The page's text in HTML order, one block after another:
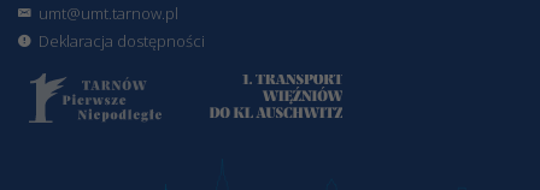
umt@umt.tarnow.pl
Deklaracja dostępności